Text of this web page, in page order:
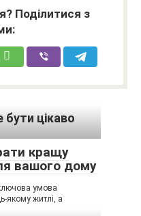
Поділитися з
цікаво
кращу
вашого дому
умова
якому житлі, а